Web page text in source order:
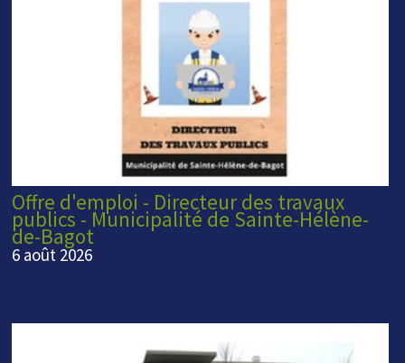
Offre d'emploi - Directeur des travaux
publics - Municipalité de Sainte-Hélène-
de-Bagot
6 août 2026